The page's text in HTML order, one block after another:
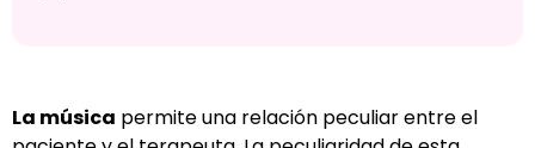
La música permite una relación peculiar entre el